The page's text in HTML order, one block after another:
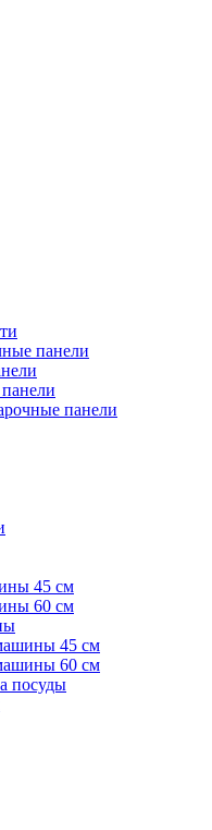
панели
панели
45 см
60 см
45 см
60 см
посуды